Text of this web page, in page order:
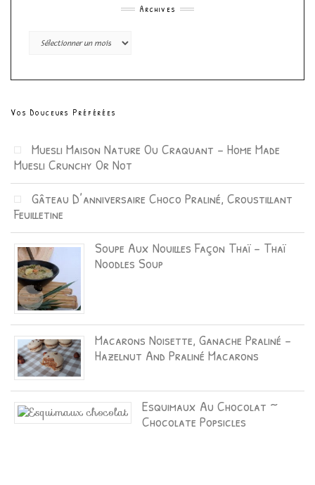
Archives
Archives
Vos Douceurs Préférées
Muesli Maison Nature Ou Craquant – Home Made
Muesli Crunchy Or Not
Gâteau D’anniversaire Choco Praliné, Croustillant
Feuilletine
Soupe Aux Nouilles Façon Thaï – Thaï
Noodles Soup
Macarons Noisette, Ganache Praliné –
Hazelnut And Praliné Macarons
Esquimaux Au Chocolat ~
Chocolate Popsicles